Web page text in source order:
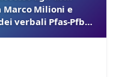
Marco Milioni e
verbali Pfas-Pfba